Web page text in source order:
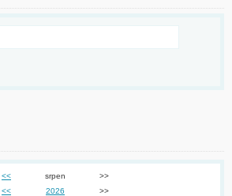
<< srpen
>>
<<
2026 >>